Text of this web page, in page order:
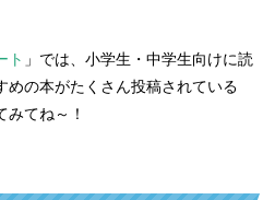
ト 」では、小学生・中学生向けに読
めの本がたくさん投稿されている
みてね～！